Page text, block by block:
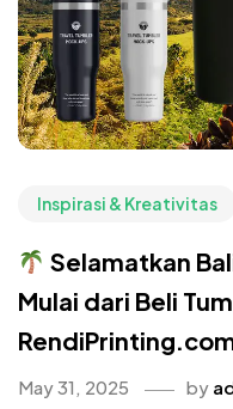
Inspirasi & Kreativitas
Selamatkan
Mulai dari Beli
May 31, 2025 by